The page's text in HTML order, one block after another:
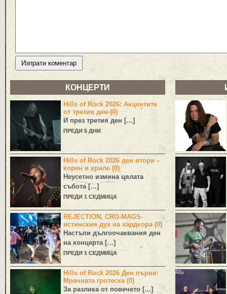
КОНЦЕРТИ
Hills of Rock 2026: Акцентите
от третия ден (0)
И през третия ден […]
ПРЕДИ 5 ДНИ
Hills of Rock 2026 ден втори –
корен и криле (0)
Неусетно измина цялата
събота […]
ПРЕДИ 1 СЕДМИЦА
REJECTION, CRO-MAGS-
истинския дух на хардкора (0)
Настъпи дългоочаквания ден
на концерта […]
ПРЕДИ 1 СЕДМИЦА
Hills of Rock 2026 Ден първи:
Мрачната гротеска (0)
За разлика от повечето […]